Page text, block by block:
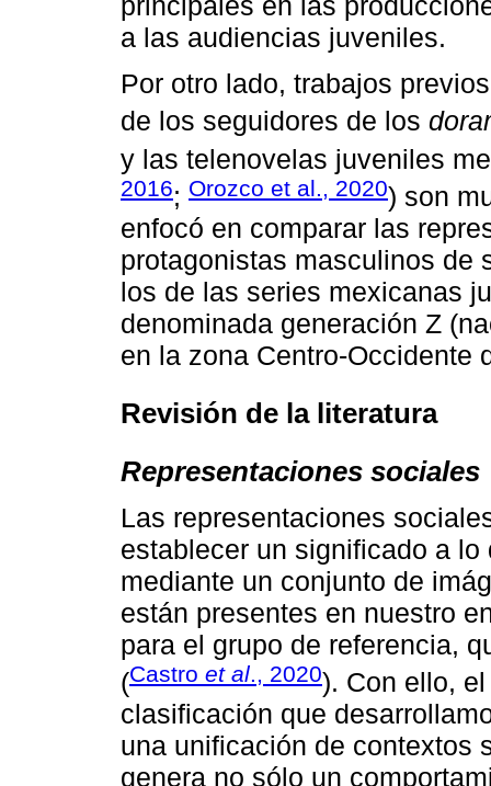
a las audiencias juveniles.
Por otro lado, trabajos
de los seguidores de los
y las telenovelas juveniles
2016; Orozco et al., 2020) son
enfocó en comparar las
protagonistas masculinos de
los de las series mexicanas
denominada generación Z
en la zona Centro-Occidente
Revisión de la literatura
Representaciones sociales
Las representaciones
establecer un significado a
mediante un conjunto de
están presentes en nuestro
para el grupo de referencia,
(Castro et al., 2020). Con ello,
clasificación que
una unificación de contextos
genera no sólo un